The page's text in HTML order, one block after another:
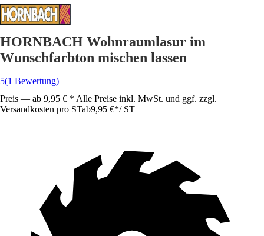
HORNBACH Wohnraumlasur im
Wunschfarbton mischen lassen
5(1 Bewertung)
Preis — ab 9,95 € * Alle Preise inkl. MwSt. und ggf. zzgl.
Versandkosten pro STab9,95 €*/ ST